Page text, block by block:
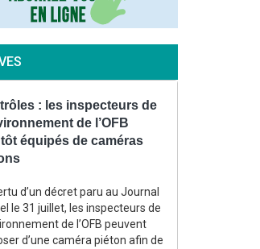
: les inspecteurs de
de l’OFB
équipés de caméras
d’un décret paru au Journal
le 31 juillet, les inspecteurs de
de l’OFB peuvent
d’une caméra piéton afin de